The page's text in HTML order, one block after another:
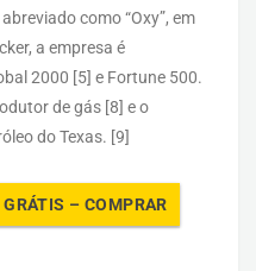
como “Oxy”, em
a empresa é
2000 [5] e Fortune 500.
de gás [8] e o
do Texas. [9]